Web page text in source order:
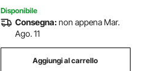
Disponibile
Consegna:non appena Mar.
Ago. 11
Aggiungi al carrello